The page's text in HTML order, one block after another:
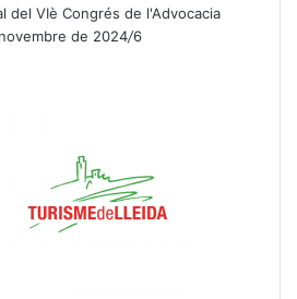
del VIè Congrés de l'Advocacia
de 2024/6